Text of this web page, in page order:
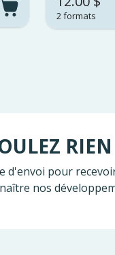
2 formats
d'envoi pour
nos